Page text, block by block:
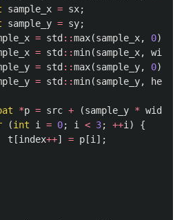
sample_x = sx;
sample_y = sy;
= std ::max(sample_x, 0);
= std ::min(sample_x,
width
= std ::max(sample_y, 0);
= std ::min(sample_y, height
*p = src + (sample_y * width
(int i = 0; i < 3; ++i )
{
t [index++] = p [i ];